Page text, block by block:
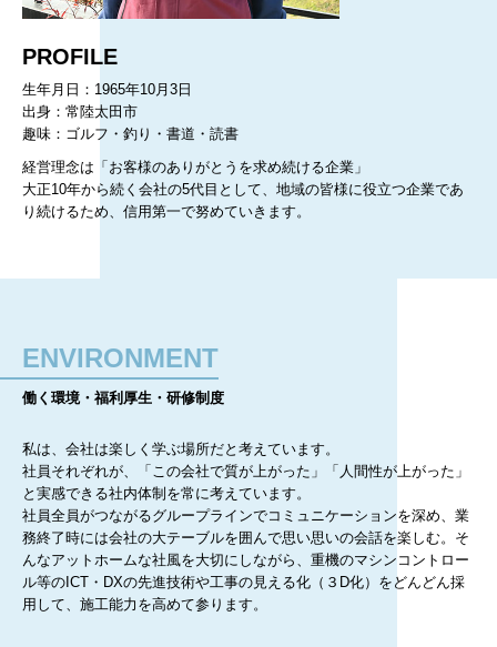
PROFILE
生年月日：1965年10月3日
出身：常陸太田市
趣味：ゴルフ・釣り・書道・読書
経営理念は「お客様のありがとうを求め続ける企業」
大正10年から続く会社の5代目として、地域の皆様に役立つ企業であ
り続けるため、信用第一で努めていきます。
ENVIRONMENT
働く環境・福利厚生・研修制度
私は、会社は楽しく学ぶ場所だと考えています。
社員それぞれが、「この会社で質が上がった」「人間性が上がった」
と実感できる社内体制を常に考えています。
社員全員がつながるグループラインでコミュニケーションを深め、業
務終了時には会社の大テーブルを囲んで思い思いの会話を楽しむ。そ
んなアットホームな社風を大切にしながら、重機のマシンコントロー
ル等のICT・DXの先進技術や工事の見える化（３D化）をどんどん採
用して、施工能力を高めて参ります。